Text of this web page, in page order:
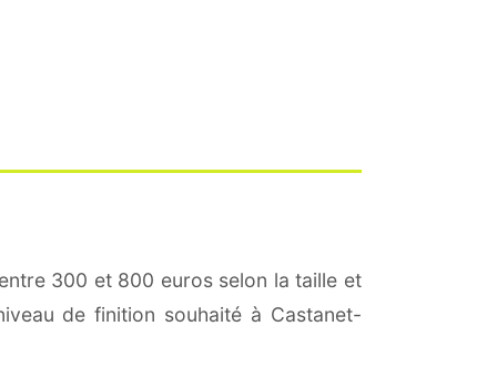
300 et 800 euros selon la taille et
de finition souhaité à Castanet-